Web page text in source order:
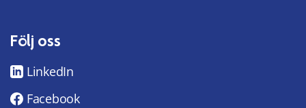
Följ oss
LinkedIn
Facebook